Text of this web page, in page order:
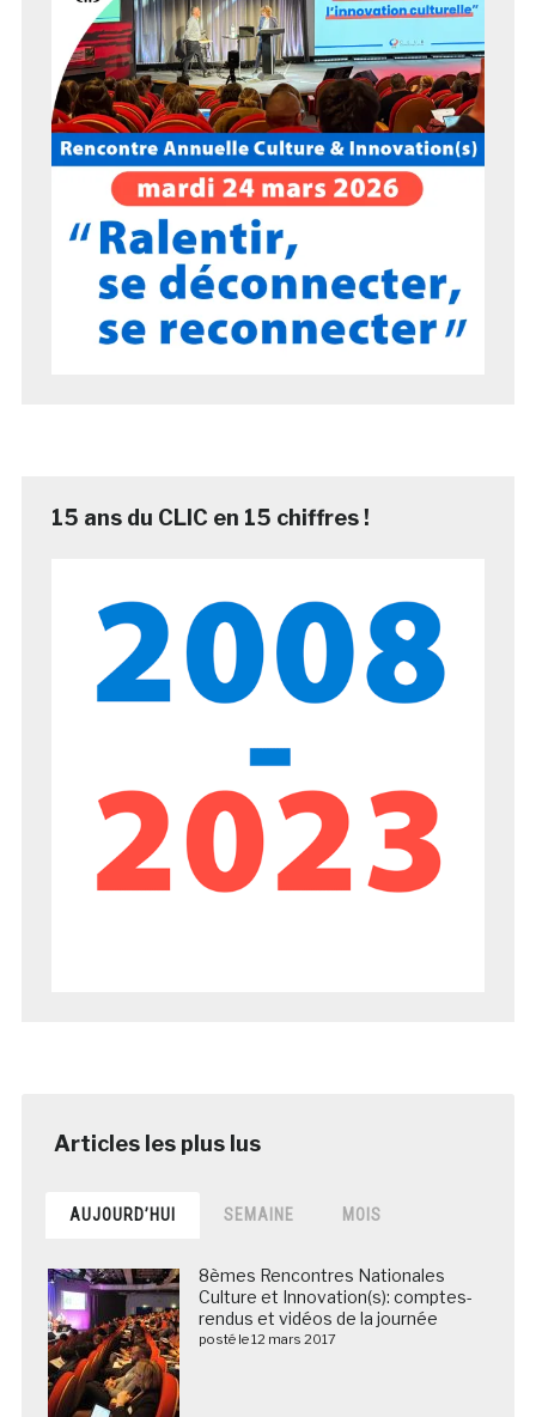
15 ans du CLIC en 15 chiffres !
AUJOURD’HUI SEMAINE MOIS
8èmes Rencontres Nationales
Culture et Innovation(s): comptes-
rendus et vidéos de la journée
posté le 12 mars 2017